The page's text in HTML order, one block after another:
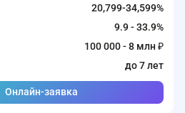
20,799-34,599%
9.9 - 33.9%
100 000 - 8 млн ₽
до 7 лет
Онлайн-заявка